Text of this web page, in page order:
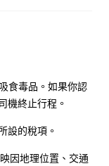
食毒品。如果你認
機終止行程。
設的稅項。
因地理位置、交通